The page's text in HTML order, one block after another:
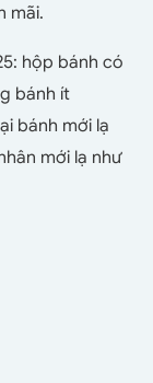
mãi.
hộp bánh có
bánh ít
bánh mới lạ
mới lạ như